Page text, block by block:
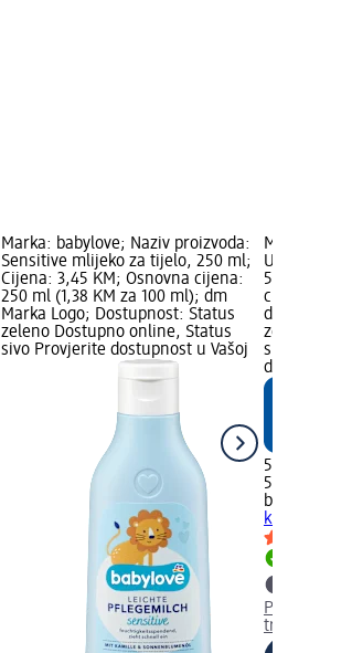
Marka: babylove; Naziv proizvoda:
Sensitive mlijeko za tijelo, 250 ml;
Cijena: 3,45 KM; Osnovna cijena:
250 ml (1,38 KM za 100 ml); dm
Marka Logo; Dostupnost: Status
zeleno Dostupno online, Status
sivo Provjerite dostupnost u Vašoj
Marka:
Ultra
500 ml;
cijena: 500
dm Marka
zeleno
sivo
dm trgovini
5,95 KM
500 ml
babylove
kupanje,
Provjerite
trgovini